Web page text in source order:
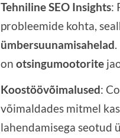
Tehniline SEO Insights:
probleemide kohta,
ümbersuunamisahelad
onotsingumootorite
Koostöövõimalused:
võimaldades mitmel
lahendamisega seotud